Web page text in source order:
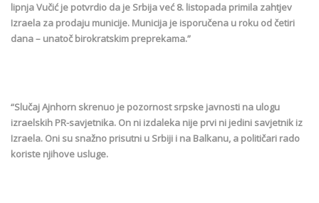
lipnja Vučić je potvrdio da je Srbija već 8. listopada primila zahtjev
Izraela za prodaju municije. Municija je isporučena u roku od četiri
dana – unatoč birokratskim preprekama.”
“Slučaj Ajnhorn skrenuo je pozornost srpske javnosti na ulogu
izraelskih PR-savjetnika. On ni izdaleka nije prvi ni jedini savjetnik iz
Izraela. Oni su snažno prisutni u Srbiji i na Balkanu, a političari rado
koriste njihove usluge.